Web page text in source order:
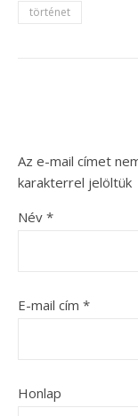
történet
Az e-mail címet
karakterrel jelöltük
Név *
E-mail cím *
Honlap